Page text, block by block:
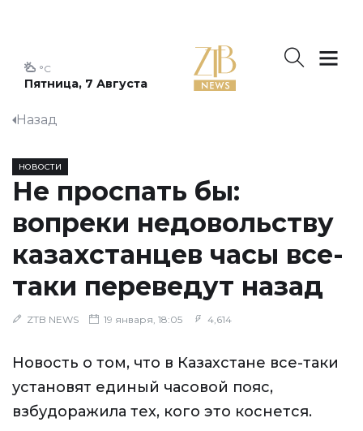
Пятница, 7 Августа
°C
Назад
НОВОСТИ
Не проспать бы:
вопреки недовольству
казахстанцев часы все-
таки переведут назад
ZTB NEWS 19 января, 18:05 4,614
Новость о том, что в Казахстане все-таки
установят единый часовой пояс,
взбудоражила тех, кого это коснется.